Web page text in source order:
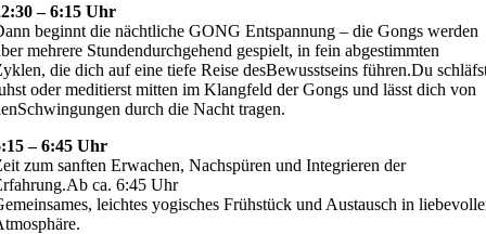
– 6:15 Uhr
beginnt die nächtliche GONG Entspannung – die Gongs werden
mehrere Stundendurchgehend gespielt, in fein abgestimmten
die dich auf eine tiefe Reise desBewusstseins führen.Du
oder meditierst mitten im Klangfeld der Gongs und lässt dich von
durch die Nacht tragen.
– 6:45 Uhr
zum sanften Erwachen, Nachspüren und Integrieren der
ca. 6:45 Uhr
leichtes yogisches Frühstück und Austausch in